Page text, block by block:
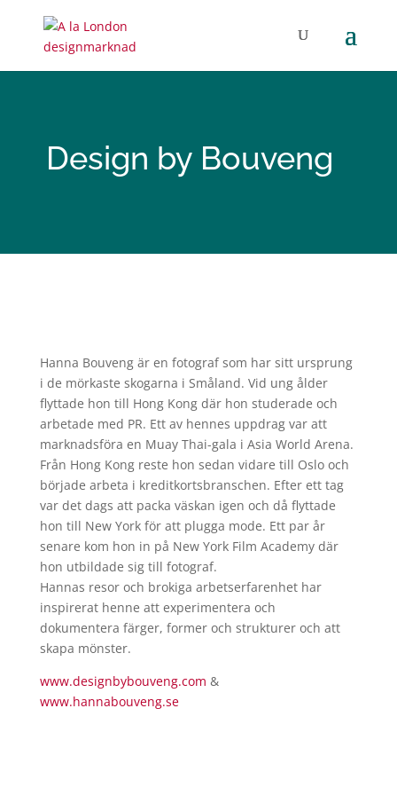
Design by Bouveng
Hanna Bouveng är en fotograf som har sitt ursprung
i de mörkaste skogarna i Småland. Vid ung ålder
flyttade hon till Hong Kong där hon studerade och
arbetade med PR. Ett av hennes uppdrag var att
marknadsföra en Muay Thai-gala i Asia World Arena.
Från Hong Kong reste hon sedan vidare till Oslo och
började arbeta i kreditkortsbranschen. Efter ett tag
var det dags att packa väskan igen och då flyttade
hon till New York för att plugga mode. Ett par år
senare kom hon in på New York Film Academy där
hon utbildade sig till fotograf.
Hannas resor och brokiga arbetserfarenhet har
inspirerat henne att experimentera och
dokumentera färger, former och strukturer och att
skapa mönster.
www.designbybouveng.com &
www.hannabouveng.se